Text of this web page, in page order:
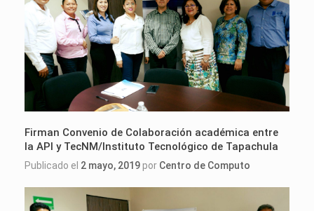
Firman Convenio de Colaboración académica entre
la API y TecNM/Instituto Tecnológico de Tapachula
Publicado el 2 mayo, 2019por Centro de Computo